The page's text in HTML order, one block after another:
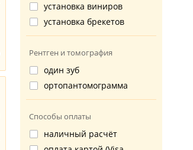
установка виниров
установка брекетов
Рентген и томография
один зуб
ортопантомограмма
Способы оплаты
наличный расчёт